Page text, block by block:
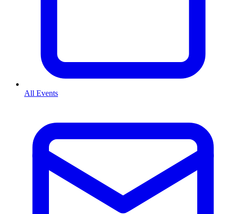
All Events